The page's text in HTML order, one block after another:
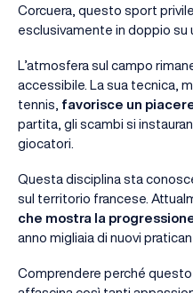
Corcuera, questo sport
esclusivamente in doppio su
L’atmosfera sul campo
accessibile. La sua tecnica,
tennis, favorisce un
partita, gli scambi si
giocatori.
Questa disciplina sta
sul territorio francese.
che mostra la
anno migliaia di nuovi
Comprendere perché questo